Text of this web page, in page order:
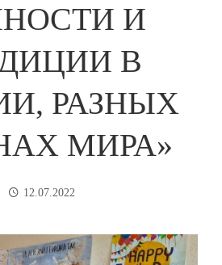
И
В
РАЗНЫХ
МИРА»
12.07.2022